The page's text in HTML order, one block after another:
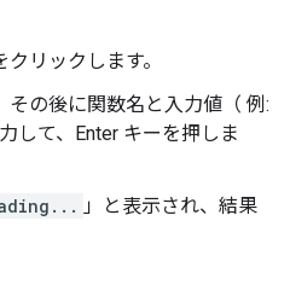
リックします。
その後に関数名と入力値（ 例:
して、Enter キーを押しま
」と表示され、結果